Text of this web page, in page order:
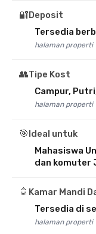
🔐Deposit
Tersedia
halaman properti
👥Tipe Kost
Campur,
halaman properti
🎯Ideal untuk
Mahasiswa
dan komuter
🚿 Kamar Mandi
Tersedia di
halaman properti